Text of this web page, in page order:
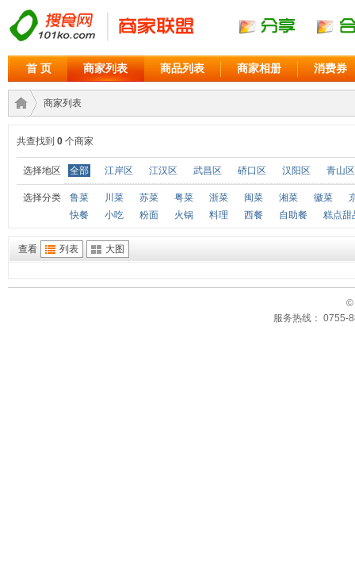
首 页 商家列表 商品列表 商家相册 消费券
商家›
商家列表
共查找到 0 个商家
选择地区 全部 江岸区 江汉区 武昌区 硚口区 汉阳区 青山区
选择分类 鲁菜 川菜 苏菜 粤菜 浙菜 闽菜 湘菜 徽菜
快餐
小吃 粉面 火锅 料理 西餐 自助餐 糕点甜
查看 列表 大图
©
服务热线： 0755-